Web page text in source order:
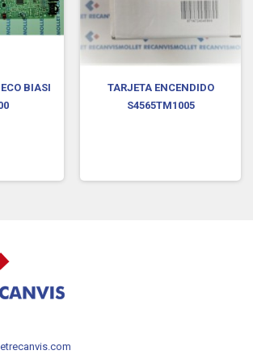
BIASI
TARJETA ENCENDIDO
S4565TM1005